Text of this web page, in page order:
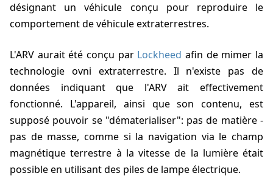
désignant un véhicule conçu pour reproduire le
comportement de véhicule extraterrestres.
L'ARV aurait été conçu par Lockheed afin de mimer la
technologie ovni extraterrestre. Il n'existe pas de
données indiquant que l'ARV ait effectivement
fonctionné. L'appareil, ainsi que son contenu, est
supposé pouvoir se "dématerialiser": pas de matière -
pas de masse, comme si la navigation via le champ
magnétique terrestre à la vitesse de la lumière était
possible en utilisant des piles de lampe électrique.